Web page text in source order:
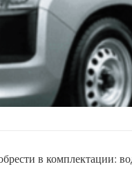
в комплектации: